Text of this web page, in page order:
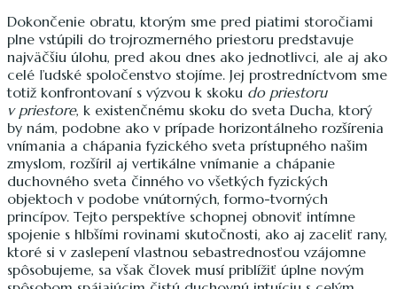
Dokončenie obratu, ktorým sme pred piatimi storočiami
plne vstúpili do trojrozmerného priestoru predstavuje
najväčšiu úlohu, pred akou dnes ako jednotlivci, ale aj ako
celé ľudské spoločenstvo stojíme. Jej prostredníctvom sme
totiž konfrontovaní s výzvou k skoku do priestoru
v priestore, k existenčnému skoku do sveta Ducha, ktorý
by nám, podobne ako v prípade horizontálneho rozšírenia
vnímania a chápania fyzického sveta prístupného našim
zmyslom, rozšíril aj vertikálne vnímanie a chápanie
duchovného sveta činného vo všetkých fyzických
objektoch v podobe vnútorných, formo-tvorných
princípov. Tejto perspektíve schopnej obnoviť intímne
spojenie s hlbšími rovinami skutočnosti, ako aj zaceliť rany,
ktoré si v zaslepení vlastnou sebastrednosťou vzájomne
spôsobujeme, sa však človek musí priblížiť úplne novým